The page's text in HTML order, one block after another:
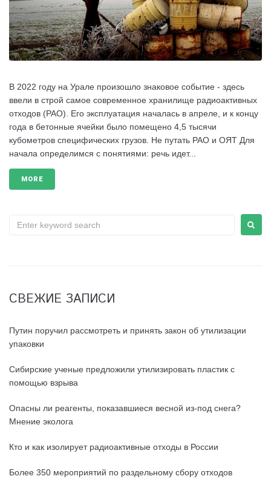
В 2022 году на Урале произошло знаковое событие - здесь
ввели в строй самое современное хранилище радиоактивных
отходов (РАО). Его эксплуатация началась в апреле, и к концу
года в бетонные ячейки было помещено 4,5 тысячи
кубометров специфических грузов. Не путать РАО и ОЯТ Для
начала определимся с понятиями: речь идет...
MORE
СВЕЖИЕ ЗАПИСИ
Путин поручил рассмотреть и принять закон об утилизации
упаковки
Сибирские ученые предложили утилизировать пластик с
помощью взрыва
Опасны ли реагенты, показавшиеся весной из-под снега?
Мнение эколога
Кто и как изолирует радиоактивные отходы в России
Более 350 мероприятий по раздельному сбору отходов